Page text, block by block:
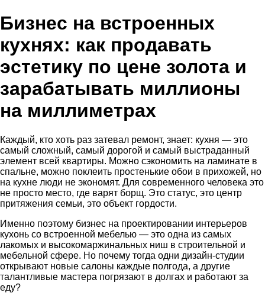
Бизнес на встроенных
кухнях: как продавать
эстетику по цене золота и
зарабатывать миллионы
на миллиметрах
Каждый, кто хоть раз затевал ремонт, знает: кухня — это
самый сложный, самый дорогой и самый выстраданный
элемент всей квартиры. Можно сэкономить на ламинате в
спальне, можно поклеить простенькие обои в прихожей, но
на кухне люди не экономят. Для современного человека это
не просто место, где варят борщ. Это статус, это центр
притяжения семьи, это объект гордости.
Именно поэтому бизнес на проектировании интерьеров
кухонь со встроенной мебелью — это одна из самых
лакомых и высокомаржинальных ниш в строительной и
мебельной сфере. Но почему тогда одни дизайн-студии
открывают новые салоны каждые полгода, а другие
талантливые мастера погрязают в долгах и работают за
еду?